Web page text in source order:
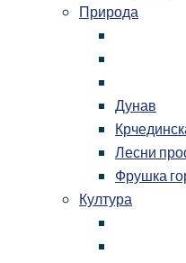
Природа
Дунав
Лесни
Фрушка
Култура